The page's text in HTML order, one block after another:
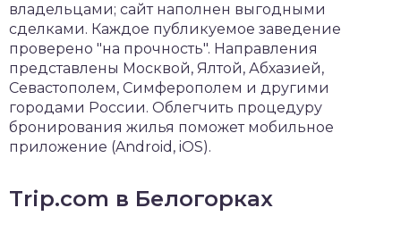
владельцами; сайт наполнен выгодными
сделками. Каждое публикуемое заведение
проверено "на прочность". Направления
представлены Москвой, Ялтой, Абхазией,
Севастополем, Симферополем и другими
городами России. Облегчить процедуру
бронирования жилья поможет мобильное
приложение (Android, iOS).
Trip.com в Белогорках